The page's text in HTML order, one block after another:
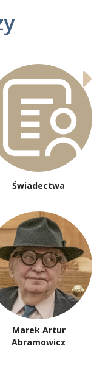
Świadectwa
Marek Artur
Abramowicz